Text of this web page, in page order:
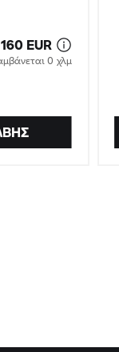
160 EUR
0 χλμ